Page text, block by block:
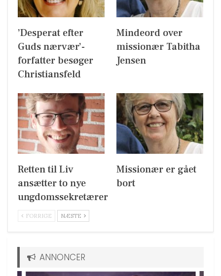
’Desperat efter
Guds nærvær’-
forfatter besøger
Christiansfeld
Mindeord over
missionær Tabitha
Jensen
Retten til Liv
ansætter to nye
ungdomssekretærer
Missionær er gået
bort
FORRIGE NÆSTE
ANNONCER